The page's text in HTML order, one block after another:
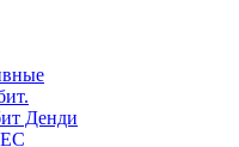
Денди